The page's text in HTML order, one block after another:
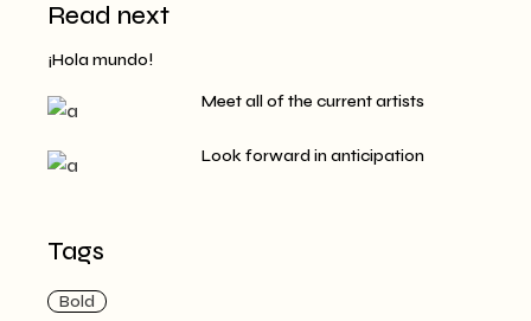
Read next
¡Hola mundo!
Meet all of the current artists
Look forward in anticipation
Tags
Bold